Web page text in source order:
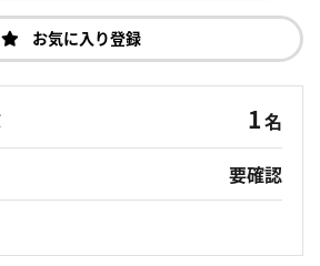
お気に入り登録
1名
要確認